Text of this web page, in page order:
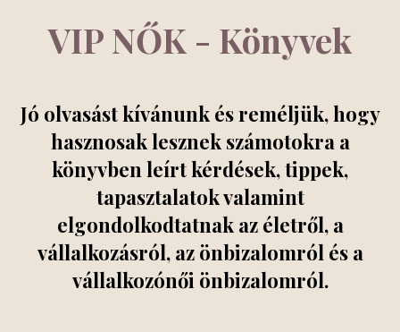
VIP NŐK - Könyvek
Jó olvasást kívánunk és reméljük, hogy
hasznosak lesznek számotokra a
könyvben leírt kérdések, tippek,
tapasztalatok valamint
elgondolkodtatnak az életről, a
vállalkozásról, az önbizalomról és a
vállalkozónői önbizalomról.